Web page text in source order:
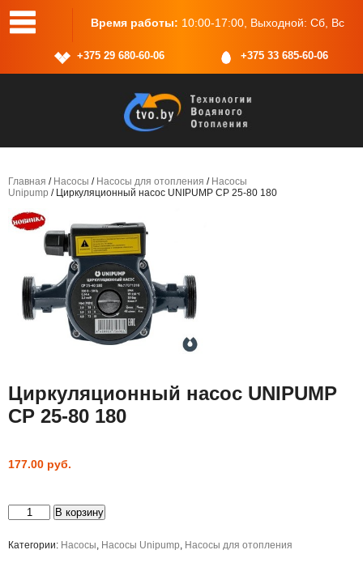
Выходной: Сб, Вс Адрес:г.Минск, ул.Васнецова, 25,
+375 29 680-60-06 +375 33 685-60-06
Главная / Насосы / Насосы для отопления / Насосы
Unipump / Циркуляционный насос UNIPUMP СР 25-80 180
Циркуляционный насос UNIPUMP
СР 25-80 180
177.00 руб.
Количество
товара
насос
В корзину
Категории: Насосы, Насосы Unipump, Насосы для отопления